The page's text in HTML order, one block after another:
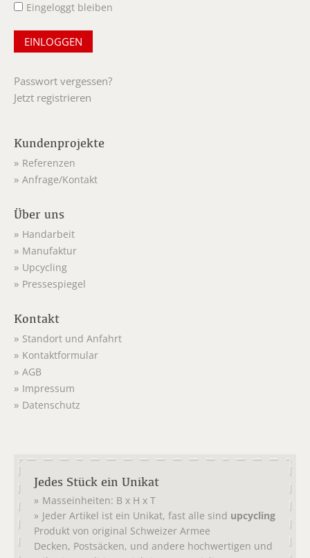
Eingeloggt bleiben
Passwort vergessen?
Jetzt registrieren
Kundenprojekte
Referenzen
Anfrage/Kontakt
Über uns
Handarbeit
Manufaktur
Upcycling
Pressespiegel
Kontakt
Standort und Anfahrt
Kontaktformular
AGB
Impressum
Datenschutz
Jedes Stück ein Unikat
Masseinheiten: B x H x T
Jeder Artikel ist ein Unikat, fast alle sind upcycling
Produkt von original Schweizer Armee
Decken, Postsäcken, und andere hochwertigen und